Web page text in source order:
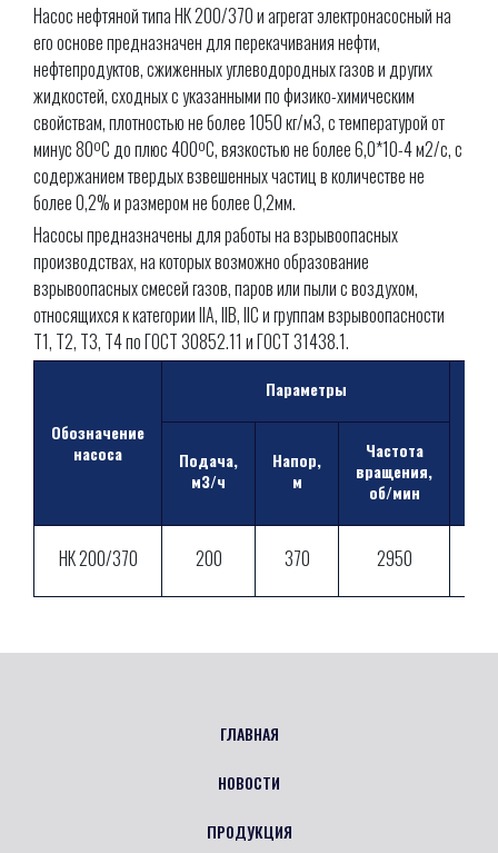
Насос нефтяной типа НК 200/370 и агрегат электронасосный на
его основе предназначен для перекачивания нефти,
нефтепродуктов, сжиженных углеводородных газов и других
жидкостей, сходных с указанными по физико-химическим
свойствам, плотностью не более 1050 кг/м3, с температурой от
минус 80ºС до плюс 400ºС, вязкостью не более 6,0*10-4 м2/с, с
содержанием твердых взвешенных частиц в количестве не
более 0,2% и размером не более 0,2мм.
Насосы предназначены для работы на взрывоопасных
производствах, на которых возможно образование
взрывоопасных смесей газов, паров или пыли с воздухом,
относящихся к категории IIA, IIB, IIC и группам взрывоопасности
Т1, Т2, Т3, Т4 по ГОСТ 30852.11 и ГОСТ 31438.1.
Обозначение
насоса
Параметры
Подача,
м3/ч
Напор,
м
Частота
вращения,
об/мин
НК 200/370 200 370 2950
ГЛАВНАЯ
НОВОСТИ
ПРОДУКЦИЯ